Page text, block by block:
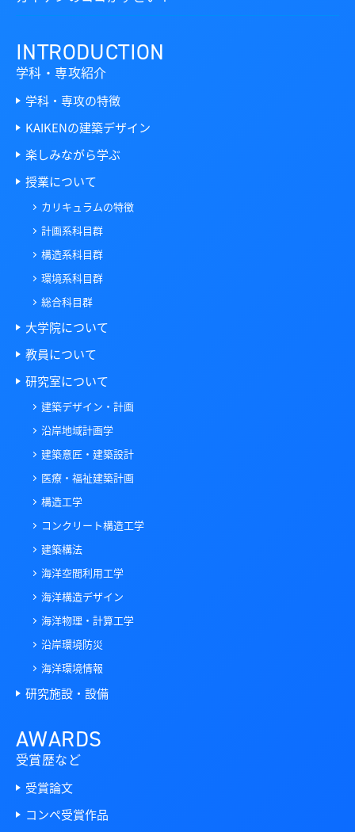
INTRODUCTION
学科・専攻紹介
学科・専攻の特徴
KAIKENの建築デザイン
楽しみながら学ぶ
授業について
カリキュラムの特徴
計画系科目群
構造系科目群
環境系科目群
総合科目群
大学院について
教員について
研究室について
建築デザイン・計画
沿岸地域計画学
建築意匠・建築設計
医療・福祉建築計画
構造工学
コンクリート構造工学
建築構法
海洋空間利用工学
海洋構造デザイン
海洋物理・計算工学
沿岸環境防災
海洋環境情報
研究施設・設備
AWARDS
受賞歴など
受賞論文
コンペ受賞作品